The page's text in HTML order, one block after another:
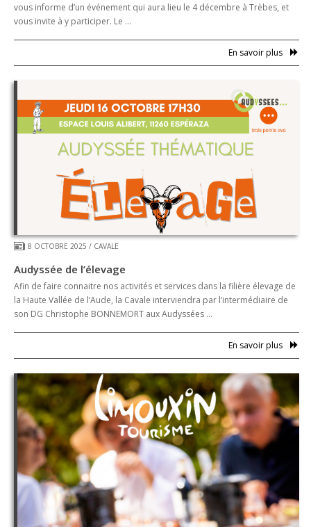
vous informe d’un événement qui aura lieu le 4 décembre à Trèbes, et
vous invite à y participer. Le …
En savoir plus
8 OCTOBRE 2025 / CAVALE
Audyssée de l’élevage
Afin de faire connaitre nos activités et services dans la filière élevage de
la Haute Vallée de l’Aude, la Cavale interviendra par l’intermédiaire de
son DG Christophe BONNEMORT aux Audyssées …
En savoir plus